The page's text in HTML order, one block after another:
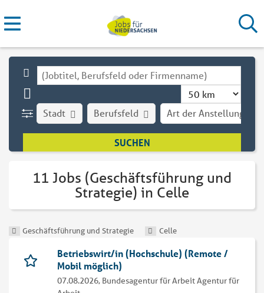
Stadt Art der Anstellung
Berufsfeld
11 Jobs (Geschäftsführung und
Strategie) in Celle
Geschäftsführung und Strategie Celle
Betriebswirt/in (Hochschule) (Remote /
Mobil möglich)
07.08.2026, Bundesagentur für Arbeit Agentur für